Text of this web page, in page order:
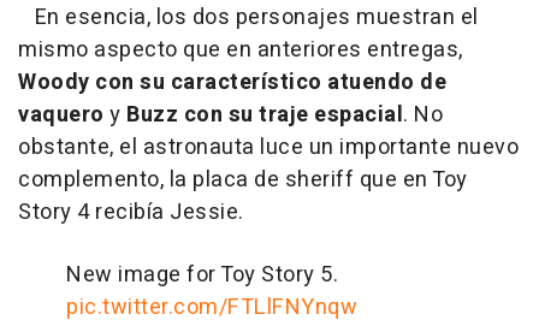
En esencia, los dos personajes muestran el
mismo aspecto que en anteriores entregas,
Woody con su característico atuendo de
vaquero y Buzz con su traje espacial. No
obstante, el astronauta luce un importante nuevo
complemento, la placa de sheriff que en Toy
Story 4 recibía Jessie.
New image for Toy Story 5.
pic.twitter.com/FTLlFNYnqw